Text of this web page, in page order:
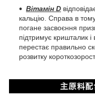
Вітамін D
кальцію. Справа в
погане засвоєння
підтримує кришталик
перестає правильно
розвитку